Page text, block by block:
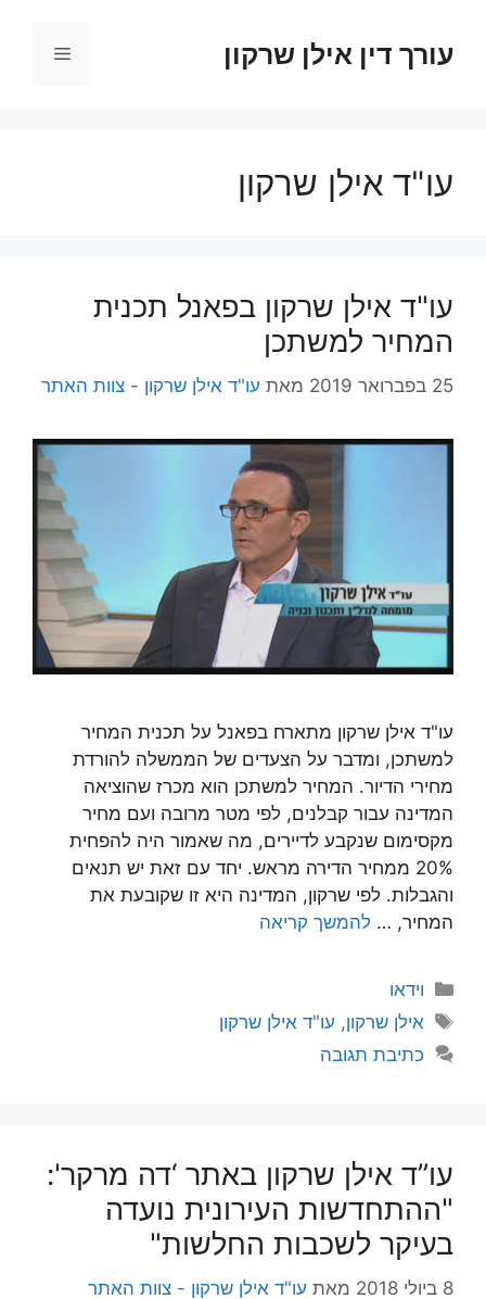
עורך דין אילן שרקון תפריט
עו"ד אילן שרקון
עו"ד אילן שרקון בפאנל תכנית
המחיר למשתכן
25 בפברואר 2019 מאת עו"ד אילן שרקון - צוות האתר
עו"ד אילן שרקון מתארח בפאנל על תכנית המחיר
למשתכן, ומדבר על הצעדים של הממשלה להורדת
מחירי הדיור. המחיר למשתכן הוא מכרז שהוציאה
המדינה עבור קבלנים, לפי מטר מרובה ועם מחיר
מקסימום שנקבע לדיירים, מה שאמור היה להפחית
20% ממחיר הדירה מראש. יחד עם זאת יש תנאים
והגבלות. לפי שרקון, המדינה היא זו שקובעת את
המחיר, … להמשך קריאה
קטגוריות
וידאו
תגיות
אילן שרקון, עו"ד אילן שרקון
כתיבת תגובה
עו”ד אילן שרקון באתר ‘דה מרקר':
"ההתחדשות העירונית נועדה
בעיקר לשכבות החלשות"
8 ביולי 2018 מאת עו"ד אילן שרקון - צוות האתר